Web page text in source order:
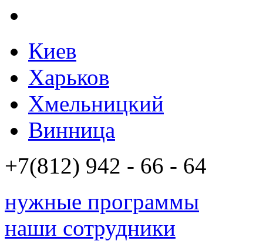
Киев
Харьков
Хмельницкий
Винница
+7(812) 942 - 66 - 64
нужные программы
наши сотрудники